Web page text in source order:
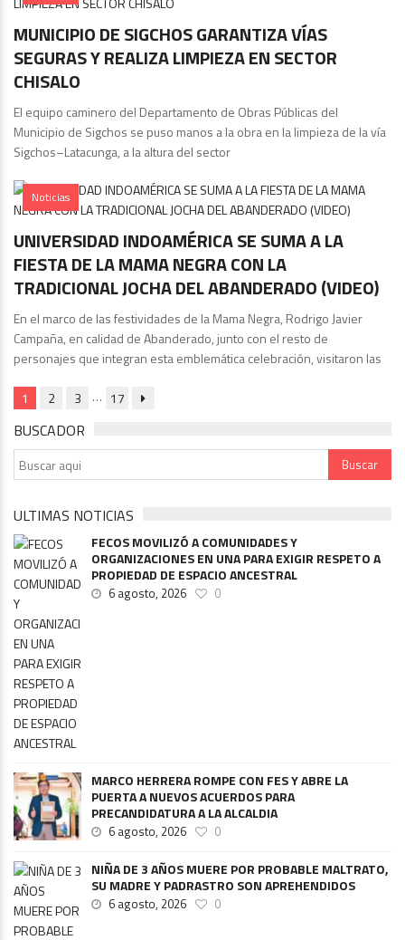
MUNICIPIO DE SIGCHOS GARANTIZA VÍAS
SEGURAS Y REALIZA LIMPIEZA EN SECTOR
CHISALO
El equipo caminero del Departamento de Obras Públicas del
Municipio de Sigchos se puso manos a la obra en la limpieza de la vía
Sigchos–Latacunga, a la altura del sector
Noticias
UNIVERSIDAD INDOAMÉRICA SE SUMA A LA
FIESTA DE LA MAMA NEGRA CON LA
TRADICIONAL JOCHA DEL ABANDERADO (VIDEO)
En el marco de las festividades de la Mama Negra, Rodrigo Javier
Campaña, en calidad de Abanderado, junto con el resto de
personajes que integran esta emblemática celebración, visitaron las
1 2 3 … 17
BUSCADOR
ULTIMAS NOTICIAS
FECOS MOVILIZÓ A COMUNIDADES Y
ORGANIZACIONES EN UNA PARA EXIGIR RESPETO A
PROPIEDAD DE ESPACIO ANCESTRAL
6 agosto, 2026 0
MARCO HERRERA ROMPE CON FES Y ABRE LA
PUERTA A NUEVOS ACUERDOS PARA
PRECANDIDATURA A LA ALCALDIA
6 agosto, 2026 0
NIÑA DE 3 AÑOS MUERE POR PROBABLE MALTRATO,
SU MADRE Y PADRASTRO SON APREHENDIDOS
6 agosto, 2026 0